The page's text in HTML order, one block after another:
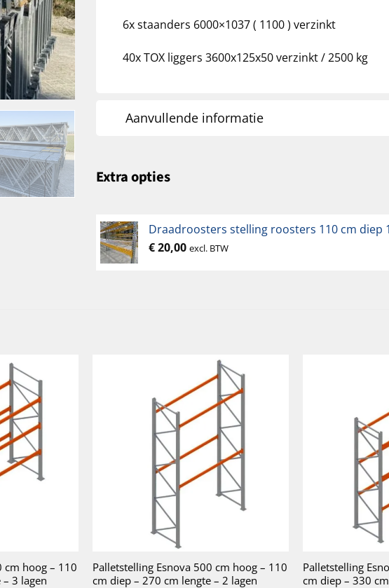
6x staanders 6000×1037 ( 1100 ) verzinkt
40x TOX liggers 3600x125x50 verzinkt / 2500 kg
Aanvullende informatie
Extra opties
Draadroosters stelling roosters 110 cm diep
€20,00 excl. BTW
cm hoog – 110
3 lagen
Palletstelling Esnova 500 cm hoog – 110
cm diep – 270 cm lengte – 2 lagen
Palletstelling
cm diep – 330